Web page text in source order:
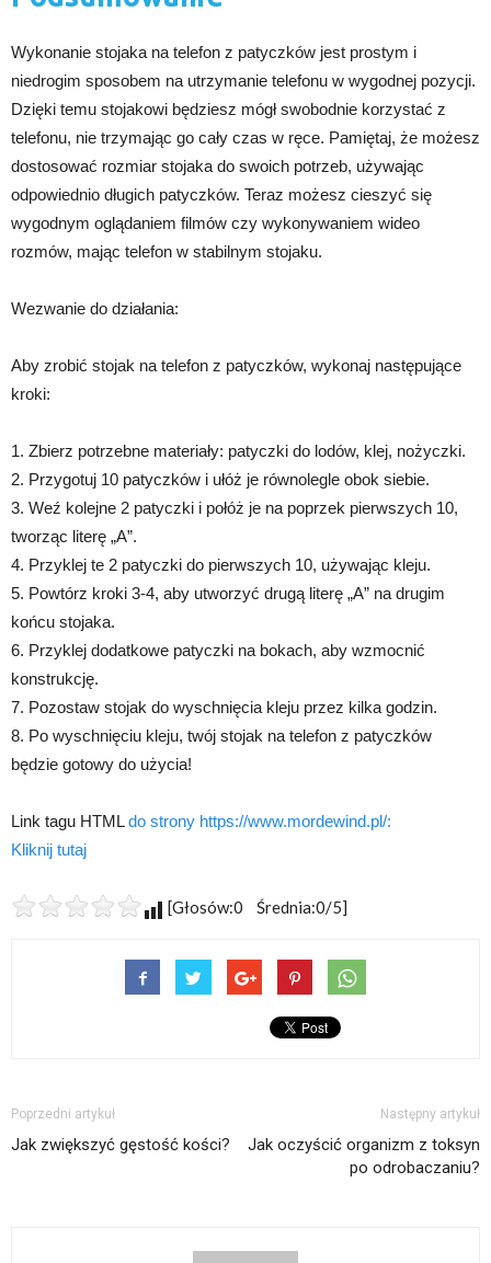
Wykonanie stojaka na telefon z patyczków jest prostym i
niedrogim sposobem na utrzymanie telefonu w wygodnej pozycji.
Dzięki temu stojakowi będziesz mógł swobodnie korzystać z
telefonu, nie trzymając go cały czas w ręce. Pamiętaj, że możesz
dostosować rozmiar stojaka do swoich potrzeb, używając
odpowiednio długich patyczków. Teraz możesz cieszyć się
wygodnym oglądaniem filmów czy wykonywaniem wideo
rozmów, mając telefon w stabilnym stojaku.
Wezwanie do działania:
Aby zrobić stojak na telefon z patyczków, wykonaj następujące
kroki:
1. Zbierz potrzebne materiały: patyczki do lodów, klej, nożyczki.
2. Przygotuj 10 patyczków i ułóż je równolegle obok siebie.
3. Weź kolejne 2 patyczki i połóż je na poprzek pierwszych 10,
tworząc literę „A”.
4. Przyklej te 2 patyczki do pierwszych 10, używając kleju.
5. Powtórz kroki 3-4, aby utworzyć drugą literę „A” na drugim
końcu stojaka.
6. Przyklej dodatkowe patyczki na bokach, aby wzmocnić
konstrukcję.
7. Pozostaw stojak do wyschnięcia kleju przez kilka godzin.
8. Po wyschnięciu kleju, twój stojak na telefon z patyczków
będzie gotowy do użycia!
Link tagu HTMLdo strony https://www.mordewind.pl/:
Kliknij tutaj
[Głosów:0 Średnia:0/5]
Poprzedni artykuł
Jak zwiększyć gęstość kości?
Następny artykuł
Jak oczyścić organizm z toksyn
po odrobaczaniu?